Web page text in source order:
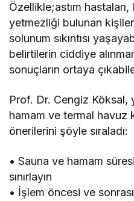
Özellikle;astım
yetmezliği bulunan kişiler
solunum sıkıntısı
belirtilerin ciddiye
sonuçların ortaya
Prof. Dr. Cengiz Köksal,
hamam ve termal havuz
önerilerini şöyle sıraladı:
• Sauna ve hamam
sınırlayın
• İşlem öncesi ve